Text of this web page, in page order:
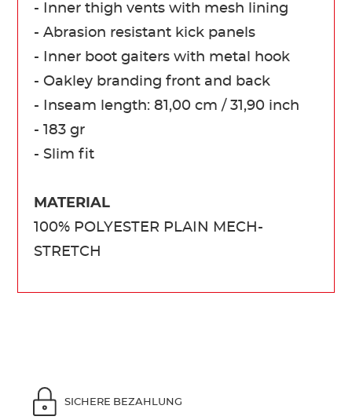
- Inner thigh vents with mesh lining
- Abrasion resistant kick panels
- Inner boot gaiters with metal hook
- Oakley branding front and back
- Inseam length: 81,00 cm / 31,90 inch
- 183 gr
- Slim fit
MATERIAL
100% POLYESTER PLAIN MECH-
STRETCH
SICHERE BEZAHLUNG